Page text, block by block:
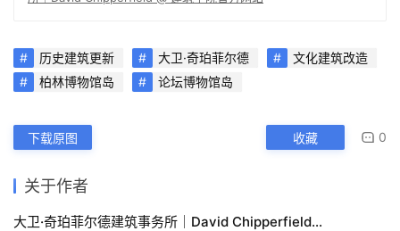
历史建筑更新 大卫·奇珀菲尔德
文化建筑改造
柏林博物馆岛
论坛博物馆岛
下载原图 收藏 0
关于作者
大卫·奇珀菲尔德建筑事务所｜David Chipperfield